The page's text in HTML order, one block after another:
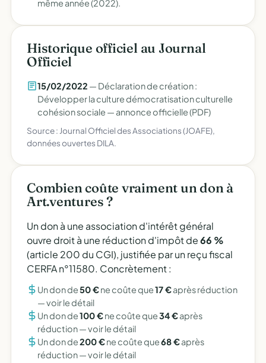
même année (2022).
Historique officiel au Journal
Officiel
15/02/2022 — Déclaration de création :
Développer la culture démocratisation culturelle
cohésion sociale — annonce officielle (PDF)
Source : Journal Officiel des Associations (JOAFE),
données ouvertes DILA.
Combien coûte vraiment un don à
Art.ventures ?
Un don à une association d'intérêt général
ouvre droit à une réduction d'impôt de66 %
(article 200 du CGI), justifiée par un reçu fiscal
CERFA n°11580. Concrètement :
Un don de50 €ne coûte que17 €après réduction
—voir le détail
Un don de100 €ne coûte que34 €après
réduction —voir le détail
Un don de200 €ne coûte que68 €après
réduction —voir le détail